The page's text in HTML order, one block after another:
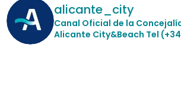
alicante_city
Canal Oficial de la
Alicante City&Beach Tel